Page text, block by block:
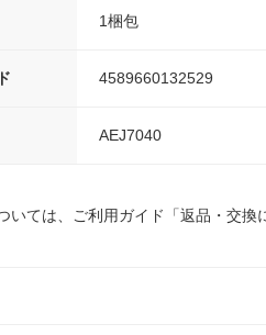
1梱包
4589660132529
AEJ7040
ては、ご利用ガイド「返品・交換